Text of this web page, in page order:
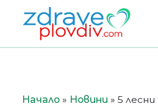
Преминете
към
съдържанието
Начало » Новини » 5